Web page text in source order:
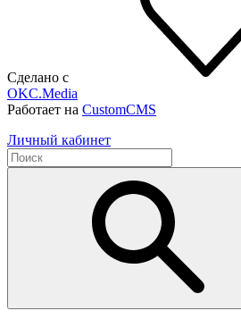
Сделано с
OKC.Media
Работает на CustomCMS
Личный кабинет